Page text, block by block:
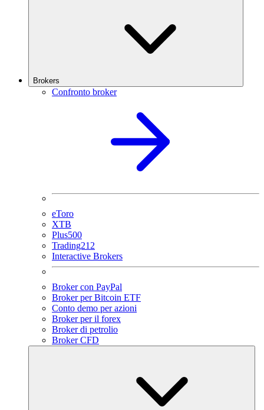
Brokers
Confronto broker
eToro
XTB
Plus500
Trading212
Interactive Brokers
Broker con PayPal
Broker per Bitcoin ETF
Conto demo per azioni
Broker per il forex
Broker di petrolio
Broker CFD